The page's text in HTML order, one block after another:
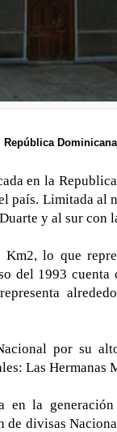
República Dominicana
en la
país. Limitada al
y al sur con
lo que
del 1993 cuenta
por su
Las Hermanas
en la
de divisas